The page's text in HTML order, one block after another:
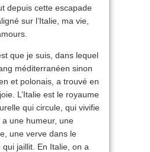
depuis cette escapade
sur l’Italie, ma vie,
que je suis, dans lequel
méditerranéen sinon
et polonais, a trouvé en
L’Italie est le royaume
qui circule, qui vivifie
une humeur, une
une verve dans le
jaillit. En Italie, on a